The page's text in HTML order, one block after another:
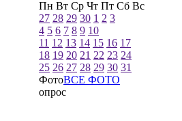
Пн Вт Ср Чт Пт Сб Вс
27 28 29 30 1 2 3
4 5 6 7 8 9 10
11 12 13 14 15 16 17
18 19 20 21 22 23 24
25 26 27 28 29 30 31
ФотоВСЕ ФОТО
опрос